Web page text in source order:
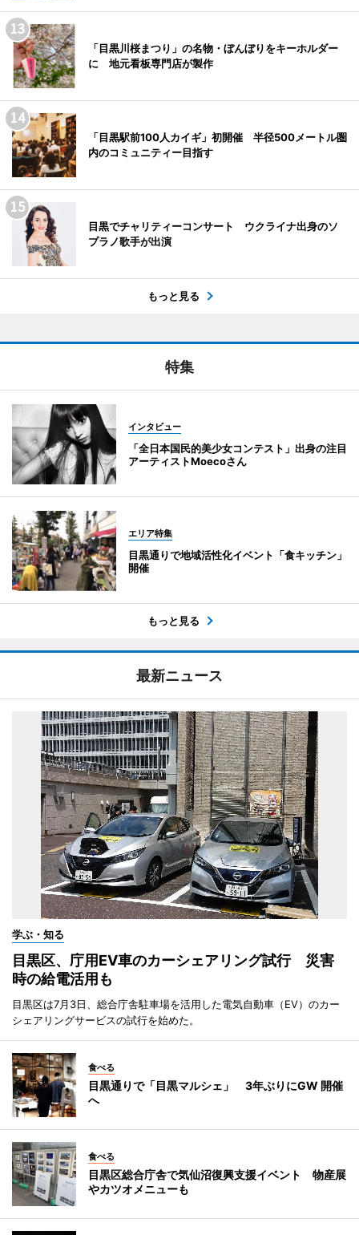
「目黒川桜まつり」の名物・ぼんぼりをキーホルダー
に 地元看板専門店が製作
「目黒駅前100人カイギ」初開催 半径500メートル圏
内のコミュニティー目指す
目黒でチャリティーコンサート ウクライナ出身のソ
プラノ歌手が出演
もっと見る
特集
インタビュー
「全日本国民的美少女コンテスト」出身の注目
アーティストMoecoさん
エリア特集
目黒通りで地域活性化イベント「食キッチン」
開催
もっと見る
最新ニュース
学ぶ・知る
目黒区、庁用EV車のカーシェアリング試行 災害
時の給電活用も
目黒区は7月3日、総合庁舎駐車場を活用した電気自動車（EV）のカー
シェアリングサービスの試行を始めた。
食べる
目黒通りで「目黒マルシェ」 3年ぶりにGW 開催
へ
食べる
目黒区総合庁舎で気仙沼復興支援イベント 物産展
やカツオメニューも